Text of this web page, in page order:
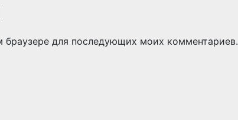
для последующих моих комментариев.